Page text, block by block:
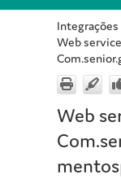
Web
Web